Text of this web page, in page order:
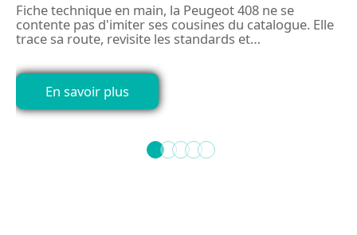
Fiche technique en main, la Peugeot 408 ne se
contente pas d'imiter ses cousines du catalogue. Elle
trace sa route, revisite les standards et…
En savoir plus